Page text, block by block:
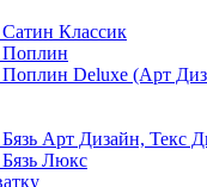
Сатин Классик
Поплин
Поплин Deluxe (Арт
Бязь Арт Дизайн, Текс
Бязь Люкс